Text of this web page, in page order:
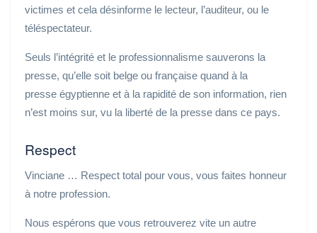
victimes et cela désinforme le lecteur, l’auditeur, ou le
téléspectateur.
Seuls l’intégrité et le professionnalisme sauverons la
presse, qu’elle soit belge ou française quand à la
presse égyptienne et à la rapidité de son information, rien
n’est moins sur, vu la liberté de la presse dans ce pays.
Respect
Vinciane … Respect total pour vous, vous faites honneur
à notre profession.
Nous espérons que vous retrouverez vite un autre